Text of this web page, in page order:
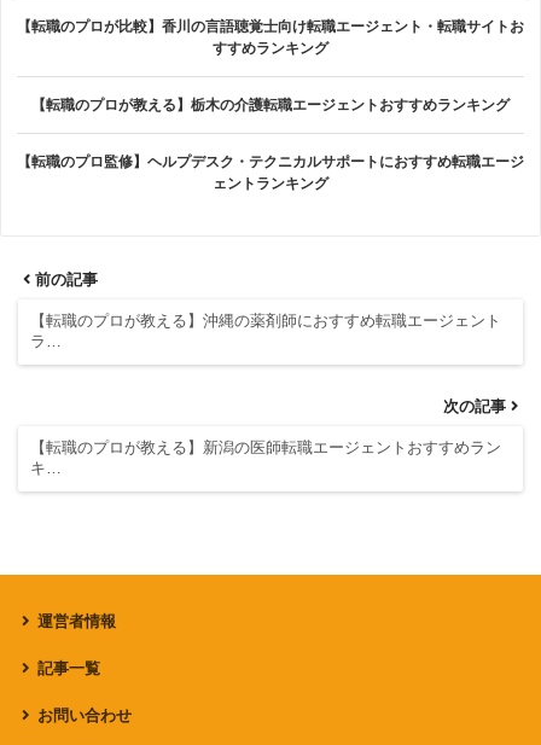
【転職のプロが比較】香川の言語聴覚士向け転職エージェント・転職サイトお
すすめランキング
【転職のプロが教える】栃木の介護転職エージェントおすすめランキング
【転職のプロ監修】ヘルプデスク・テクニカルサポートにおすすめ転職エージ
ェントランキング
前の記事
【転職のプロが教える】沖縄の薬剤師におすすめ転職エージェント
ラ…
次の記事
【転職のプロが教える】新潟の医師転職エージェントおすすめラン
キ…
運営者情報
記事一覧
お問い合わせ